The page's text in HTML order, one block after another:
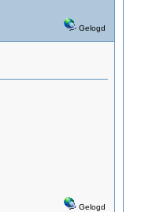
Gelogd
Gelogd